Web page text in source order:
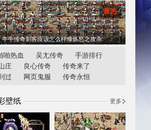
牛牛传奇刺客应该怎么样修炼怒之攻杀
最热
啪热血 吴尢传奇
手游排行
庄
良心传奇
传奇来了
过
网页鬼服 传奇永恒
壁纸 更多